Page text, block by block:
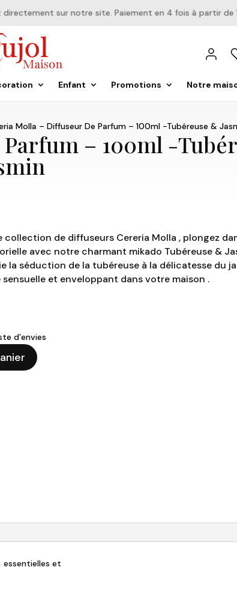
sur notre site. Paiement en 4 fois à partir de
Enfant Promotions Notre
Molla – Diffuseur De Parfum – 100ml -Tubéreuse &
– 100ml -
collection de diffuseurs Cereria Molla , plongez
avec notre charmant mikado Tubéreuse &
la séduction de la tubéreuse à la délicatesse du
et enveloppant dans votre maison .
d’envies
essentielles et